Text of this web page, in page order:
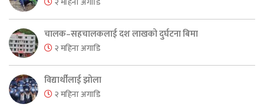
चालक–सहचालकलाई दश लाखको दुर्घटना बिमा
२ महिना अगाडि
विद्यार्थीलाई झोला
२ महिना अगाडि